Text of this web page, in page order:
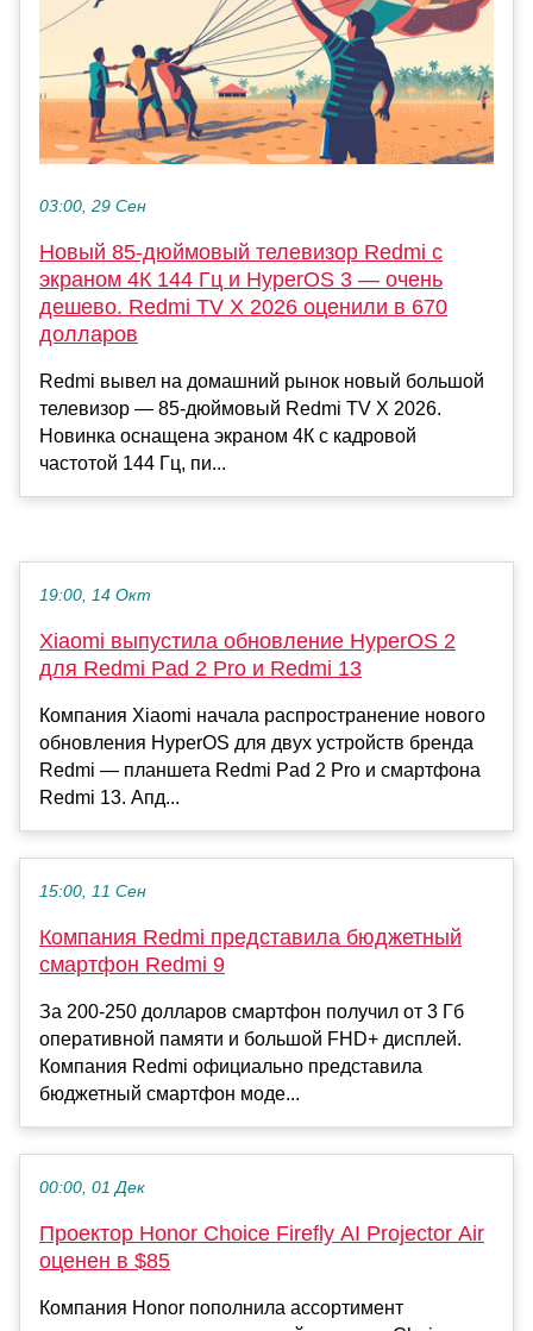
03:00, 29 Сен
Новый 85-дюймовый телевизор Redmi с
экраном 4К 144 Гц и HyperOS 3 — очень
дешево. Redmi TV X 2026 оценили в 670
долларов
Redmi вывел на домашний рынок новый большой
телевизор — 85-дюймовый Redmi TV X 2026.
Новинка оснащена экраном 4К с кадровой
частотой 144 Гц, пи...
19:00, 14 Окт
Xiaomi выпустила обновление HyperOS 2
для Redmi Pad 2 Pro и Redmi 13
Компания Xiaomi начала распространение нового
обновления HyperOS для двух устройств бренда
Redmi — планшета Redmi Pad 2 Pro и смартфона
Redmi 13. Апд...
15:00, 11 Сен
Компания Redmi представила бюджетный
смартфон Redmi 9
За 200-250 долларов смартфон получил от 3 Гб
оперативной памяти и большой FHD+ дисплей.
Компания Redmi официально представила
бюджетный смартфон моде...
00:00, 01 Дек
Проектор Honor Choice Firefly AI Projector Air
оценен в $85
Компания Honor пополнила ассортимент